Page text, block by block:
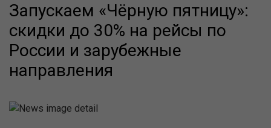
Запускаем «Чёрную пятницу»:
скидки до 30% на рейсы по
России и зарубежные
направления